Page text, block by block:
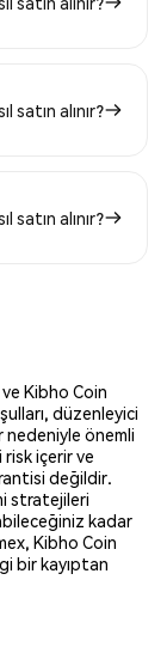
satın alınır?
satın alınır?
Kibho Coin
düzenleyici
önemli
içerir ve
değildir.
stratejileri
kadar
Kibho Coin
bir kayıptan